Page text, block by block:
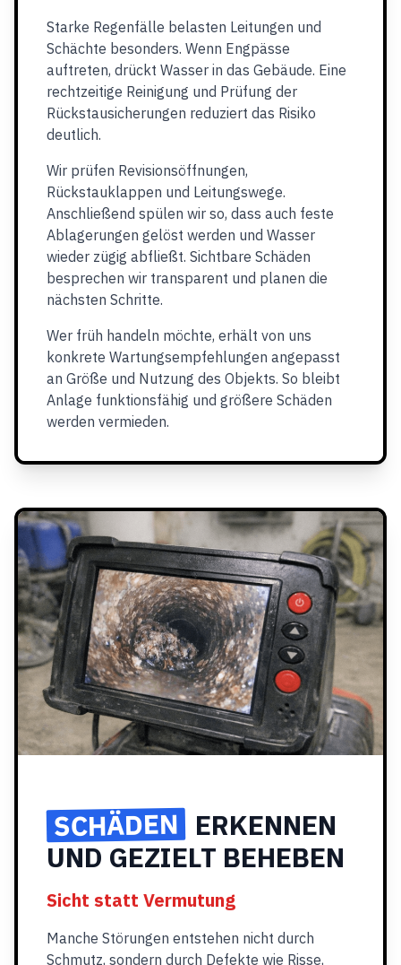
Starke Regenfälle belasten Leitungen und
Schächte besonders. Wenn Engpässe
auftreten, drückt Wasser in das Gebäude. Eine
rechtzeitige Reinigung und Prüfung der
Rückstausicherungen reduziert das Risiko
deutlich.
Wir prüfen Revisionsöffnungen,
Rückstauklappen und Leitungswege.
Anschließend spülen wir so, dass auch feste
Ablagerungen gelöst werden und Wasser
wieder zügig abfließt. Sichtbare Schäden
besprechen wir transparent und planen die
nächsten Schritte.
Wer früh handeln möchte, erhält von uns
konkrete Wartungsempfehlungen angepasst
an Größe und Nutzung des Objekts. So bleibt
Anlage funktionsfähig und größere Schäden
werden vermieden.
SCHÄDEN ERKENNEN
UND GEZIELT BEHEBEN
Sicht statt Vermutung
Manche Störungen entstehen nicht durch
Schmutz, sondern durch Defekte wie Risse,